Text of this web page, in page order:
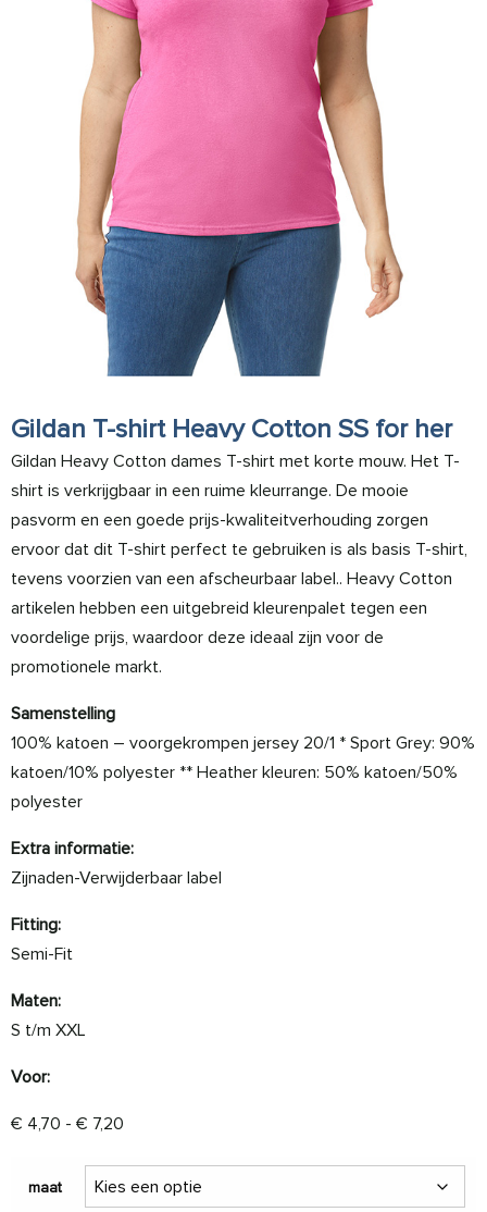
Gildan T-shirt Heavy Cotton SS for her
Gildan Heavy Cotton dames T-shirt met korte mouw. Het T-
shirt is verkrijgbaar in een ruime kleurrange. De mooie
pasvorm en een goede prijs-kwaliteitverhouding zorgen
ervoor dat dit T-shirt perfect te gebruiken is als basis T-shirt,
tevens voorzien van een afscheurbaar label.. Heavy Cotton
artikelen hebben een uitgebreid kleurenpalet tegen een
voordelige prijs, waardoor deze ideaal zijn voor de
promotionele markt.
Samenstelling
100% katoen – voorgekrompen jersey 20/1 * Sport Grey: 90%
katoen/10% polyester ** Heather kleuren: 50% katoen/50%
polyester
Extra informatie:
Zijnaden-Verwijderbaar label
Fitting:
Semi-Fit
Maten:
S t/m XXL
Voor:
€ 4,70 - € 7,20
maat